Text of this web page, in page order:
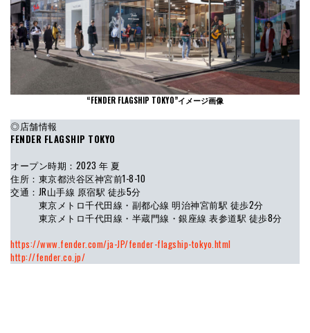
“FENDER FLAGSHIP TOKYO”イメージ画像
◎店舗情報
FENDER FLAGSHIP TOKYO
オープン時期：2023 年 夏
住所：東京都渋谷区神宮前1-8-10
交通：JR山手線 原宿駅 徒歩5分
東京メトロ千代田線・副都心線 明治神宮前駅 徒歩2分
東京メトロ千代田線・半蔵門線・銀座線 表参道駅 徒歩8分
https://www.fender.com/ja-JP/fender-flagship-tokyo.html
http://fender.co.jp/